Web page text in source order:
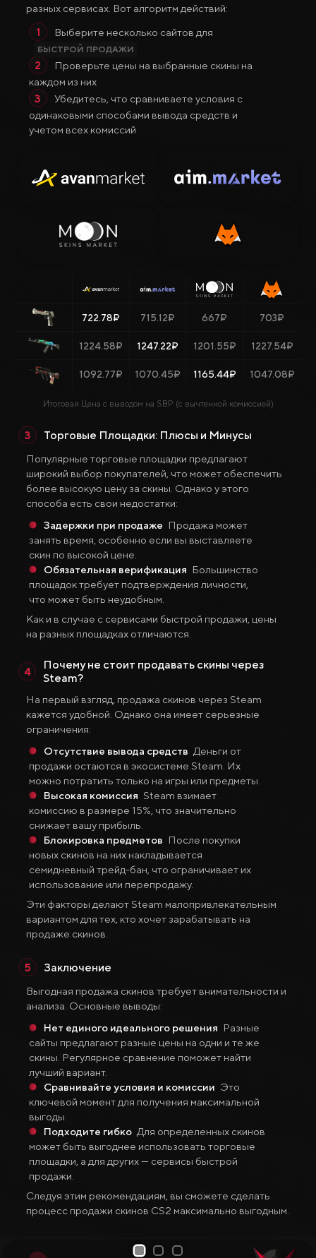
разных сервисах. Вот алгоритм действий:
Выберите несколько сайтов для
БЫСТРОЙ ПРОДАЖИ
Проверьте цены на выбранные скины на
каждом из них
Убедитесь, что сравниваете условия с
одинаковыми способами вывода средств и
учетом всех комиссий
722.78₽ 715.12₽ 667₽ 703₽
1224.58₽ 1247.22₽ 1201.55₽ 1227.54₽
1092.77₽ 1070.45₽ 1165.44₽ 1047.08₽
Итоговая Цена с выводом на SBP (с вычтенной комиссией)
Торговые Площадки: Плюсы и Минусы
Популярные торговые площадки предлагают
широкий выбор покупателей, что может обеспечить
более высокую цену за скины. Однако у этого
способа есть свои недостатки:
Задержки при продаже Продажа может
занять время, особенно если вы выставляете
скин по высокой цене.
Обязательная верификация Большинство
площадок требует подтверждения личности,
что может быть неудобным.
Как и в случае с сервисами быстрой продажи, цены
на разных площадках отличаются.
Почему не стоит продавать скины через
Steam?
На первый взгляд, продажа скинов через Steam
кажется удобной. Однако она имеет серьезные
ограничения:
Отсутствие вывода средств Деньги от
продажи остаются в экосистеме Steam. Их
можно потратить только на игры или предметы.
Высокая комиссия Steam взимает
комиссию в размере 15%, что значительно
снижает вашу прибыль.
Блокировка предметов После покупки
новых скинов на них накладывается
семидневный трейд-бан, что ограничивает их
использование или перепродажу.
Эти факторы делают Steam малопривлекательным
вариантом для тех, кто хочет зарабатывать на
продаже скинов.
Заключение
Выгодная продажа скинов требует внимательности и
анализа. Основные выводы:
Нет единого идеального решения Разные
сайты предлагают разные цены на одни и те же
скины. Регулярное сравнение поможет найти
лучший вариант.
Сравнивайте условия и комиссии Это
ключевой момент для получения максимальной
выгоды.
Подходите гибко Для определенных скинов
может быть выгоднее использовать торговые
площадки, а для других — сервисы быстрой
продажи.
Следуя этим рекомендациям, вы сможете сделать
процесс продажи скинов CS2 максимально выгодным.
1 2 3